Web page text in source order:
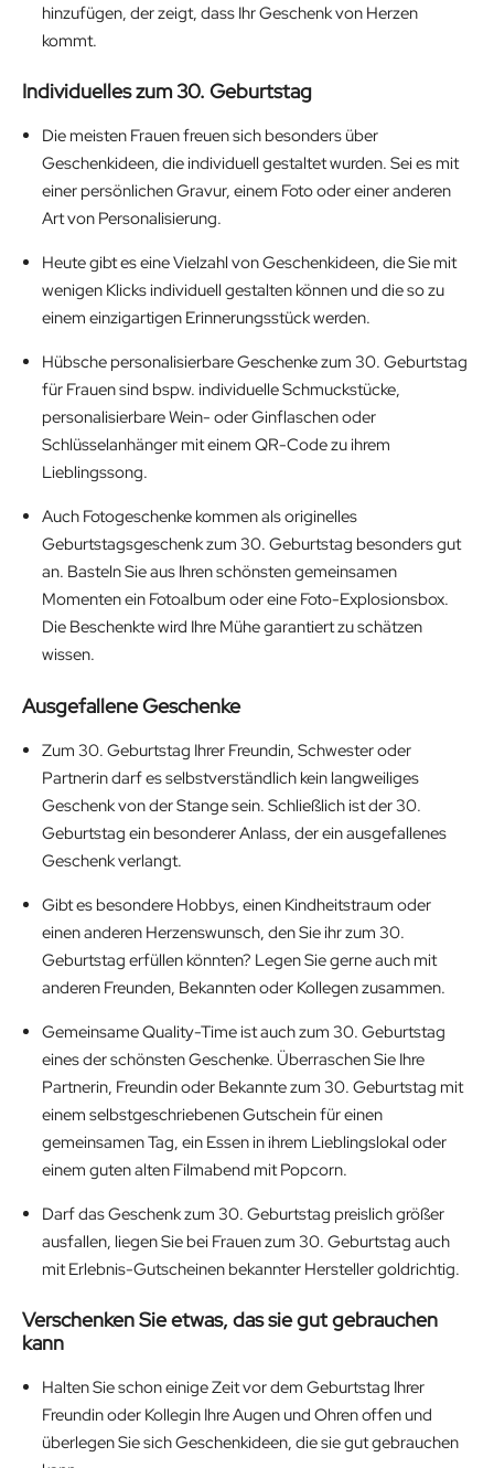
hinzufügen, der zeigt, dass Ihr Geschenk von Herzen
kommt.
Individuelles zum 30. Geburtstag
Die meisten Frauen freuen sich besonders über
Geschenkideen, die individuell gestaltet wurden. Sei es mit
einer persönlichen Gravur, einem Foto oder einer anderen
Art von Personalisierung.
Heute gibt es eine Vielzahl von Geschenkideen, die Sie mit
wenigen Klicks individuell gestalten können und die so zu
einem einzigartigen Erinnerungsstück werden.
Hübsche personalisierbare Geschenke zum 30. Geburtstag
für Frauen sind bspw. individuelle Schmuckstücke,
personalisierbare Wein- oder Ginflaschen oder
Schlüsselanhänger mit einem QR-Code zu ihrem
Lieblingssong.
Auch Fotogeschenke kommen als originelles
Geburtstagsgeschenk zum 30. Geburtstag besonders gut
an. Basteln Sie aus Ihren schönsten gemeinsamen
Momenten ein Fotoalbum oder eine Foto-Explosionsbox.
Die Beschenkte wird Ihre Mühe garantiert zu schätzen
wissen.
Ausgefallene Geschenke
Zum 30. Geburtstag Ihrer Freundin, Schwester oder
Partnerin darf es selbstverständlich kein langweiliges
Geschenk von der Stange sein. Schließlich ist der 30.
Geburtstag ein besonderer Anlass, der ein ausgefallenes
Geschenk verlangt.
Gibt es besondere Hobbys, einen Kindheitstraum oder
einen anderen Herzenswunsch, den Sie ihr zum 30.
Geburtstag erfüllen könnten? Legen Sie gerne auch mit
anderen Freunden, Bekannten oder Kollegen zusammen.
Gemeinsame Quality-Time ist auch zum 30. Geburtstag
eines der schönsten Geschenke. Überraschen Sie Ihre
Partnerin, Freundin oder Bekannte zum 30. Geburtstag mit
einem selbstgeschriebenen Gutschein für einen
gemeinsamen Tag, ein Essen in ihrem Lieblingslokal oder
einem guten alten Filmabend mit Popcorn.
Darf das Geschenk zum 30. Geburtstag preislich größer
ausfallen, liegen Sie bei Frauen zum 30. Geburtstag auch
mit Erlebnis-Gutscheinen bekannter Hersteller goldrichtig.
Verschenken Sie etwas, das sie gut gebrauchen
kann
Halten Sie schon einige Zeit vor dem Geburtstag Ihrer
Freundin oder Kollegin Ihre Augen und Ohren offen und
überlegen Sie sich Geschenkideen, die sie gut gebrauchen